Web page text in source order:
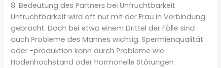
8. Bedeutung des Partners bei Unfruchtbarkeit
Unfruchtbarkeit wird oft nur mit der Frau in Verbindung
gebracht. Doch bei etwa einem Drittel der Fälle sind
auch Probleme des Mannes wichtig. Spermienqualität
oder -produktion kann durch Probleme wie
Hodenhochstand oder hormonelle Störungen